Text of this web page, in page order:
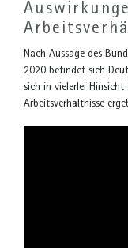
Nach Aussage des
2020 befindet sich
sich in vielerlei
Arbeitsverhältnisse